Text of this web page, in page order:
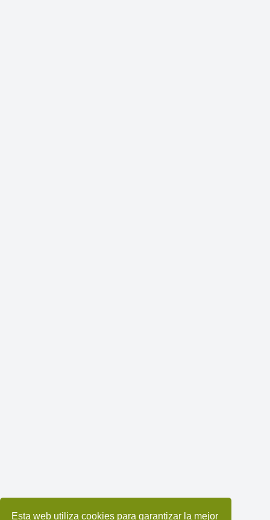
Esta web utiliza cookies para garantizar la mejor